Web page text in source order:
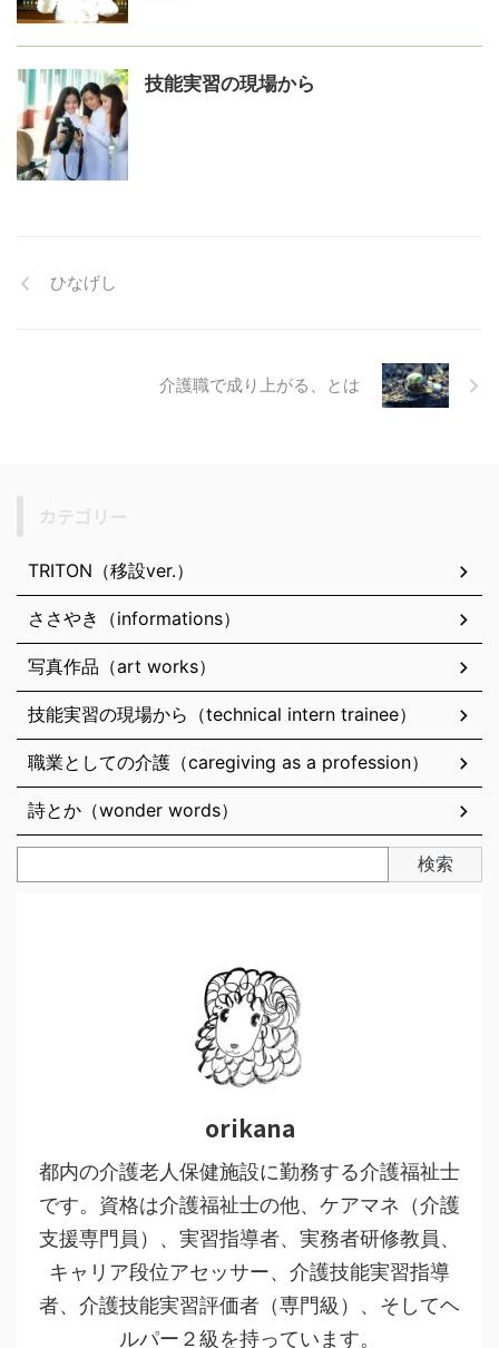
技能実習の現場から
ひなげし
介護職で成り上がる、とは
TRITON（移設ver.）
ささやき（informations）
写真作品（art works）
技能実習の現場から（technical intern trainee）
職業としての介護（caregiving as a profession）
詩とか（wonder words）
検索
orikana
都内の介護老人保健施設に勤務する介護福祉士
です。資格は介護福祉士の他、ケアマネ（介護
支援専門員）、実習指導者、実務者研修教員、
キャリア段位アセッサー、介護技能実習指導
者、介護技能実習評価者（専門級）、そしてヘ
ルパー２級を持っています。